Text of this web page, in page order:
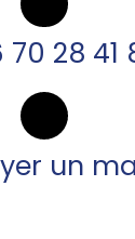
70 28 41
un